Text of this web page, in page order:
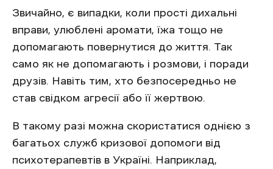
Звичайно, є випадки, коли прості дихальні
вправи, улюблені аромати, їжа тощо не
допомагають повернутися до життя. Так
само як не допомагають і розмови, і поради
друзів. Навіть тим, хто безпосередньо не
став свідком агресії або її жертвою.
В такому разі можна скористатися однією з
багатьох служб кризової допомоги від
психотерапевтів в Україні. Наприклад,